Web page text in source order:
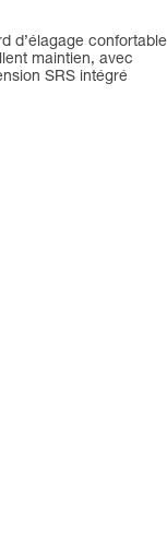
d’élagage confortable
maintien, avec
SRS intégré